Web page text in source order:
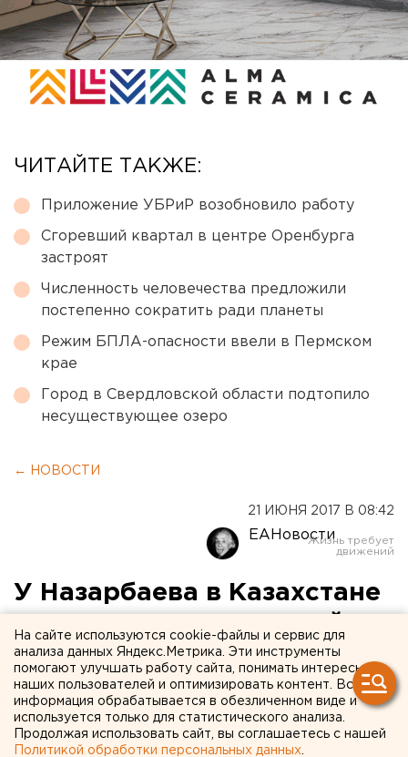
ЧИТАЙТЕ ТАКЖЕ:
Приложение УБРиР возобновило работу
Сгоревший квартал в центре Оренбурга
застроят
Численность человечества предложили
постепенно сократить ради планеты
Режим БПЛА-опасности ввели в Пермском
крае
Город в Свердловской области подтопило
несуществующее озеро
← НОВОСТИ
21 ИЮНЯ 2017 В 08:42
ЕАНовости
У Назарбаева в Казахстане
аэропорт
Правительство Казахстана официально
переименовало аэропорт столицы государства
Астаны в Международный аэропорт Нурсултан
На сайте используются cookie-файлы и сервис для
анализа данных Яндекс.Метрика. Эти инструменты
помогают улучшать работу сайта, понимать интересы
наших пользователей и оптимизировать контент. Вся
информация обрабатывается в обезличенном виде и
используется только для статистического анализа.
Продолжая использовать сайт, вы соглашаетесь с нашей
Политикой обработки персональных данных